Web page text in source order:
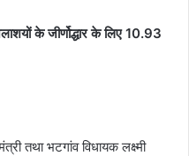
के जीर्णोद्धार के लिए 10.93
तथा भटगांव विधायक लक्ष्मी